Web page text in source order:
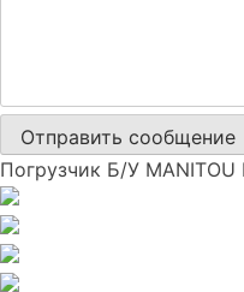
Отправить сообщение
Погрузчик Б/У MANITOU